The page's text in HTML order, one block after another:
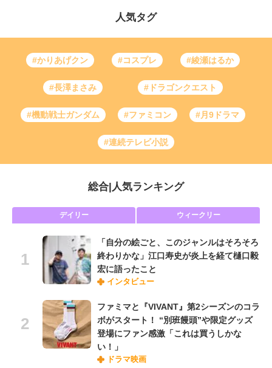
人気タグ
#かりあげクン #コスプレ #綾瀬はるか
#長澤まさみ #ドラゴンクエスト
#機動戦士ガンダム #ファミコン #月9ドラマ
#連続テレビ小説
総合 人気ランキング
デイリー ウィークリー
「自分の絵ごと、このジャンルはそろそろ
終わりかな」江口寿史が炎上を経て樋口毅
宏に語ったこと
インタビュー
ファミマと『VIVANT』第2シーズンのコラ
ボがスタート！ “別班饅頭”や限定グッズ
登場にファン感激「これは買うしかな
い！」
ドラマ映画